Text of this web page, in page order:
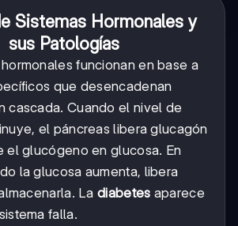
Sistemas Hormonales y
sus Patologías
funcionan en base a
que desencadenan
cascada. Cuando el nivel de
el páncreas libera glucagón
el glucógeno en glucosa. En
la glucosa aumenta, libera
Ladiabetes aparece
falla.